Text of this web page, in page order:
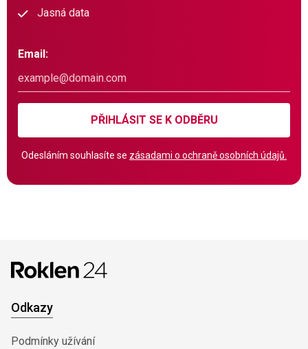
Jasná data
Email:
PŘIHLÁSIT SE K ODBĚRU
Odesláním souhlasíte se zásadami o ochraně osobních údajů.
Odkazy
Podmínky užívání